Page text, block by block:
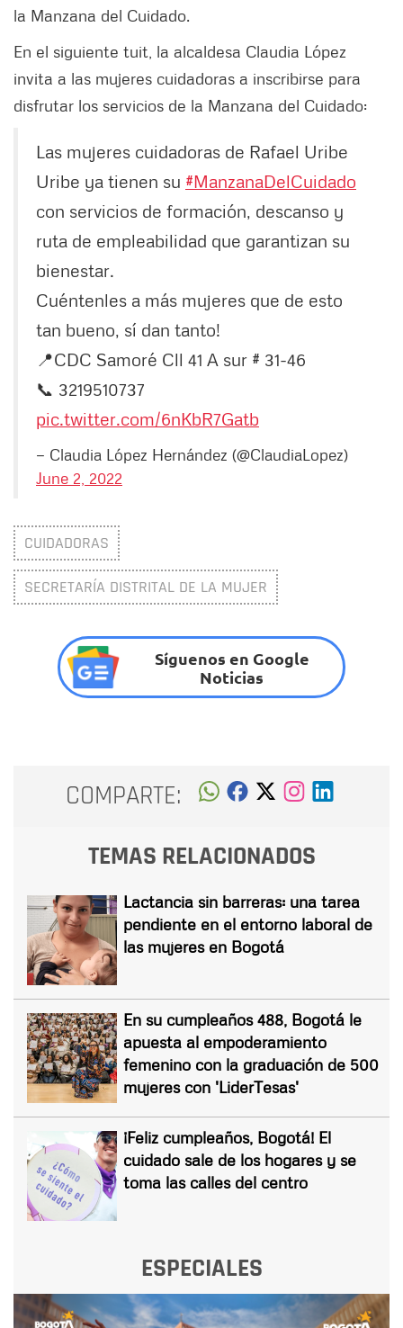
la Manzana del Cuidado.
En el siguiente tuit, la alcaldesa Claudia López
invita a las mujeres cuidadoras a inscribirse para
disfrutar los servicios de la Manzana del Cuidado:
Las mujeres cuidadoras de Rafael Uribe
Uribe ya tienen su #ManzanaDelCuidado
con servicios de formación, descanso y
ruta de empleabilidad que garantizan su
bienestar.
Cuéntenles a más mujeres que de esto
tan bueno, sí dan tanto!
📍CDC Samoré Cll 41 A sur # 31-46
📞 3219510737
pic.twitter.com/6nKbR7Gatb
— Claudia López Hernández (@ClaudiaLopez)
June 2, 2022
CUIDADORAS
SECRETARÍA DISTRITAL DE LA MUJER
Síguenos en Google
Noticias
COMPARTE:
TEMAS RELACIONADOS
Lactancia sin barreras: una tarea
pendiente en el entorno laboral de
las mujeres en Bogotá
En su cumpleaños 488, Bogotá le
apuesta al empoderamiento
femenino con la graduación de 500
mujeres con 'LiderTesas'
¡Feliz cumpleaños, Bogotá! El
cuidado sale de los hogares y se
toma las calles del centro
ESPECIALES